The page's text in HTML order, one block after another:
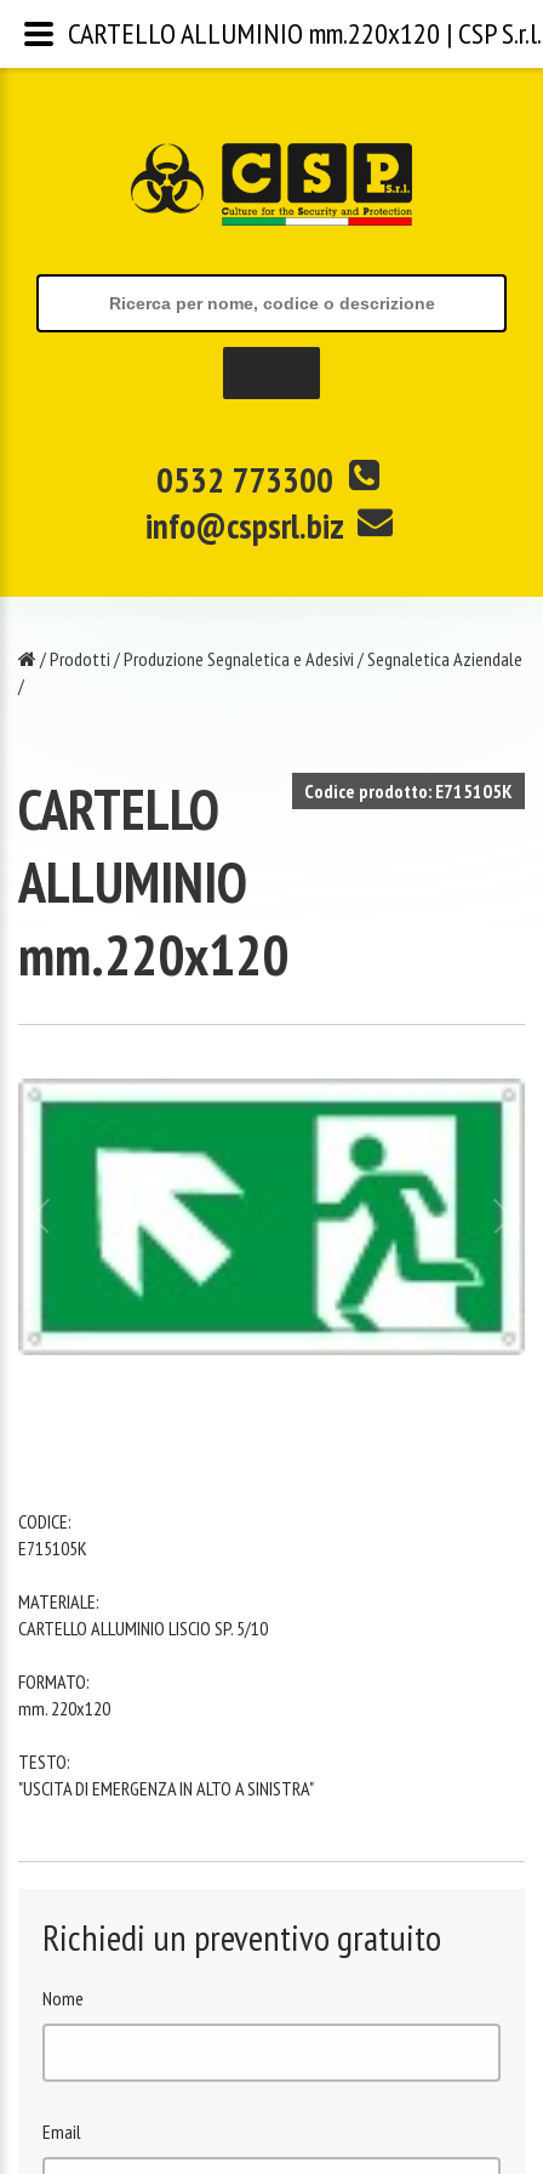
0532 773300
info@cspsrl.biz
/Prodotti /Produzione Segnaletica e Adesivi /Segnaletica Aziendale
/
Codice prodotto: E715105K
CARTELLO
ALLUMINIO
mm.220x120
CODICE:
E715105K
MATERIALE:
CARTELLO ALLUMINIO LISCIO SP. 5/10
FORMATO:
mm. 220x120
TESTO:
"USCITA DI EMERGENZA IN ALTO A SINISTRA"
Richiedi un preventivo gratuito
Nome
Email
CARTELLO ALLUMINIO mm.220x120 | CSP S.r.l.